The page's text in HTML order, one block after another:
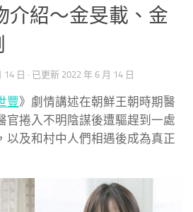
介紹～金旻載、金
14 日 · 已更新 2022 年 6 月 14 日
豐》劇情講述在朝鮮王朝時期醫
官捲入不明陰謀後遭驅趕到一處
以及和村中人們相遇後成為真正